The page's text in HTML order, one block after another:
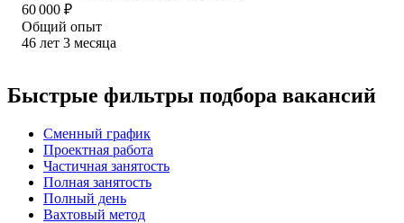
60 000 ₽
Общий опыт
46 лет 3 месяца
Быстрые фильтры подбора вакансий
Сменный график
Проектная работа
Частичная занятость
Полная занятость
Полный день
Вахтовый метод